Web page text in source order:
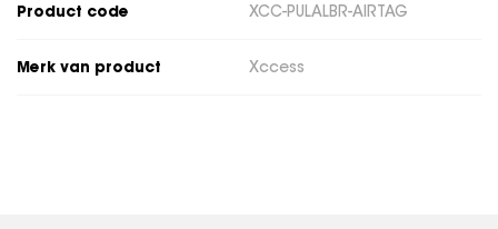
Product code XCC-PULALBR-AIRTAG
Merk van product Xccess